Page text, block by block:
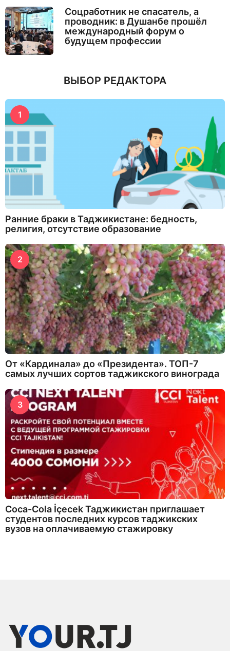
Соцработник не спасатель, а
проводник: в Душанбе прошёл
международный форум о
будущем профессии
ВЫБОР РЕДАКТОРА
1
Ранние браки в Таджикистане: бедность,
религия, отсутствие образование
2
От «Кардинала» до «Президента». ТОП-7
самых лучших сортов таджикского винограда
3
Coca-Cola İçecek Таджикистан приглашает
студентов последних курсов таджикских
вузов на оплачиваемую стажировку